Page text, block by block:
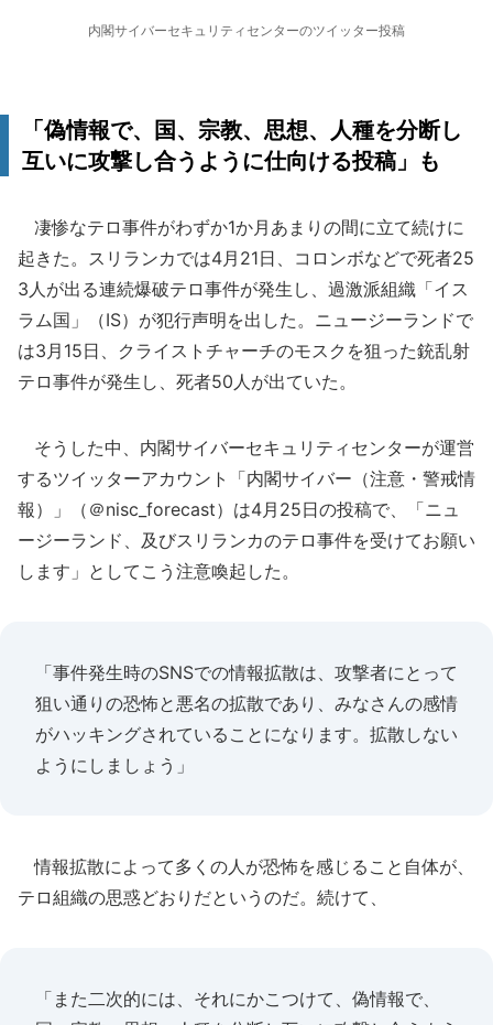
内閣サイバーセキュリティセンターのツイッター投稿
「偽情報で、国、宗教、思想、人種を分断し
互いに攻撃し合うように仕向ける投稿」も
凄惨なテロ事件がわずか1か月あまりの間に立て続けに
起きた。スリランカでは4月21日、コロンボなどで死者25
3人が出る連続爆破テロ事件が発生し、過激派組織「イス
ラム国」（IS）が犯行声明を出した。ニュージーランドで
は3月15日、クライストチャーチのモスクを狙った銃乱射
テロ事件が発生し、死者50人が出ていた。
そうした中、内閣サイバーセキュリティセンターが運営
するツイッターアカウント「内閣サイバー（注意・警戒情
報）」（＠nisc_forecast）は4月25日の投稿で、「ニュ
ージーランド、及びスリランカのテロ事件を受けてお願い
します」としてこう注意喚起した。
「事件発生時のSNSでの情報拡散は、攻撃者にとって
狙い通りの恐怖と悪名の拡散であり、みなさんの感情
がハッキングされていることになります。拡散しない
ようにしましょう」
情報拡散によって多くの人が恐怖を感じること自体が、
テロ組織の思惑どおりだというのだ。続けて、
「また二次的には、それにかこつけて、偽情報で、